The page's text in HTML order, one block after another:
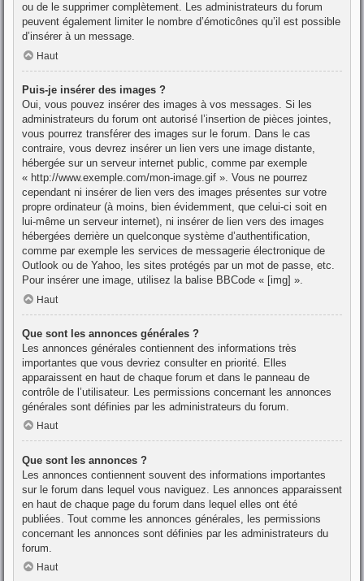
ou de le supprimer complètement. Les administrateurs du forum
peuvent également limiter le nombre d’émoticônes qu’il est possible
d’insérer à un message.
Haut
Puis-je insérer des images ?
Oui, vous pouvez insérer des images à vos messages. Si les
administrateurs du forum ont autorisé l’insertion de pièces jointes,
vous pourrez transférer des images sur le forum. Dans le cas
contraire, vous devrez insérer un lien vers une image distante,
hébergée sur un serveur internet public, comme par exemple
« http://www.exemple.com/mon-image.gif ». Vous ne pourrez
cependant ni insérer de lien vers des images présentes sur votre
propre ordinateur (à moins, bien évidemment, que celui-ci soit en
lui-même un serveur internet), ni insérer de lien vers des images
hébergées derrière un quelconque système d’authentification,
comme par exemple les services de messagerie électronique de
Outlook ou de Yahoo, les sites protégés par un mot de passe, etc.
Pour insérer une image, utilisez la balise BBCode « [img] ».
Haut
Que sont les annonces générales ?
Les annonces générales contiennent des informations très
importantes que vous devriez consulter en priorité. Elles
apparaissent en haut de chaque forum et dans le panneau de
contrôle de l’utilisateur. Les permissions concernant les annonces
générales sont définies par les administrateurs du forum.
Haut
Que sont les annonces ?
Les annonces contiennent souvent des informations importantes
sur le forum dans lequel vous naviguez. Les annonces apparaissent
en haut de chaque page du forum dans lequel elles ont été
publiées. Tout comme les annonces générales, les permissions
concernant les annonces sont définies par les administrateurs du
forum.
Haut